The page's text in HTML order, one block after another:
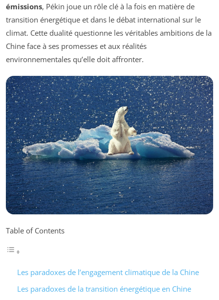
émissions, Pékin joue un rôle clé à la fois en matière de
transition énergétique et dans le débat international sur le
climat. Cette dualité questionne les véritables ambitions de la
Chine face à ses promesses et aux réalités
environnementales qu’elle doit affronter.
Table of Contents
Les paradoxes de l’engagement climatique de la Chine
Les paradoxes de la transition énergétique en Chine